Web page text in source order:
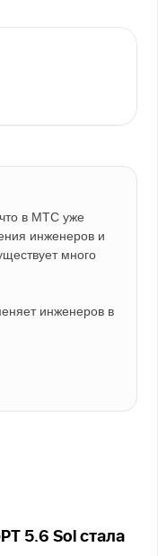
в МТС уже
инженеров и
много
инженеров в
5.6 Sol стала